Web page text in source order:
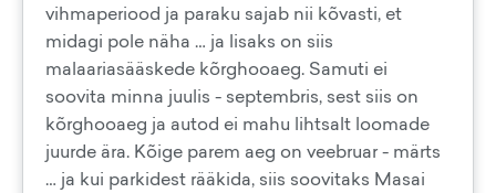
vihmaperiood ja paraku sajab nii kõvasti, et
midagi pole näha … ja lisaks on siis
malaariasääskede kõrghooaeg. Samuti ei
soovita minna juulis - septembris, sest siis on
kõrghooaeg ja autod ei mahu lihtsalt loomade
juurde ära. Kõige parem aeg on veebruar - märts
… ja kui parkidest rääkida, siis soovitaks Masai